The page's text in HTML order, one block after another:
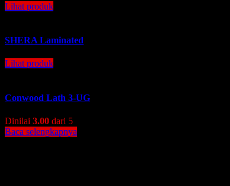
Lihat produk
SHERA Laminated
Lihat produk
Conwood Lath 3-UG
Dinilai 3.00 dari 5
Baca selengkapnya